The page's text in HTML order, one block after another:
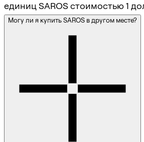
единиц SAROS стоимостью 1
Могу ли я купить SAROS в другом месте?